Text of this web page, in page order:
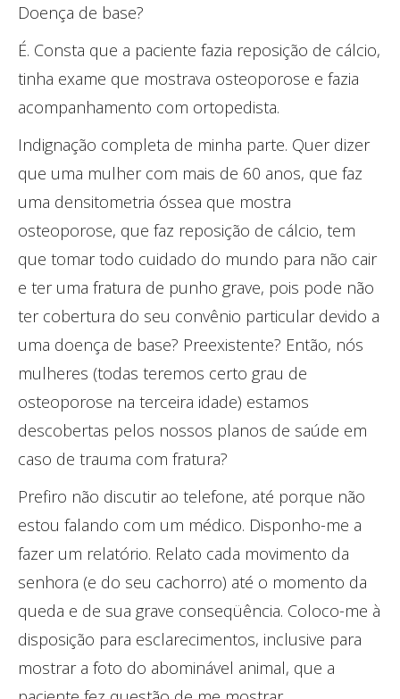
Doença de base?
É. Consta que a paciente fazia reposição de cálcio,
tinha exame que mostrava osteoporose e fazia
acompanhamento com ortopedista.
Indignação completa de minha parte. Quer dizer
que uma mulher com mais de 60 anos, que faz
uma densitometria óssea que mostra
osteoporose, que faz reposição de cálcio, tem
que tomar todo cuidado do mundo para não cair
e ter uma fratura de punho grave, pois pode não
ter cobertura do seu convênio particular devido a
uma doença de base? Preexistente? Então, nós
mulheres (todas teremos certo grau de
osteoporose na terceira idade) estamos
descobertas pelos nossos planos de saúde em
caso de trauma com fratura?
Prefiro não discutir ao telefone, até porque não
estou falando com um médico. Disponho-me a
fazer um relatório. Relato cada movimento da
senhora (e do seu cachorro) até o momento da
queda e de sua grave conseqüência. Coloco-me à
disposição para esclarecimentos, inclusive para
mostrar a foto do abominável animal, que a